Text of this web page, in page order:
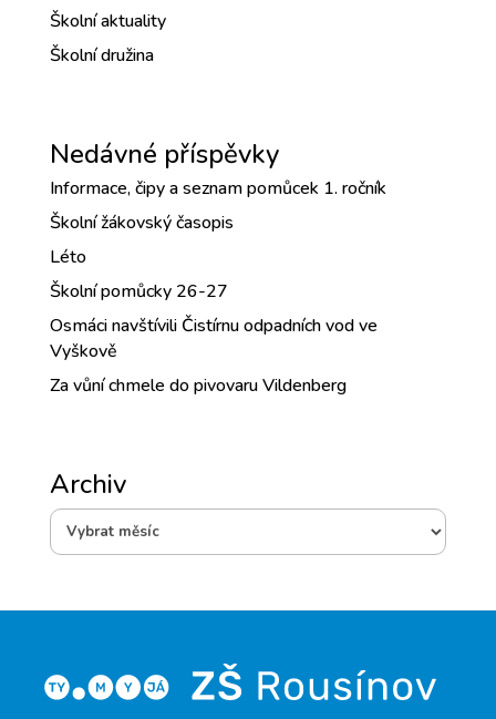
Školní aktuality
Školní družina
Nedávné příspěvky
Informace, čipy a seznam pomůcek 1. ročník
Školní žákovský časopis
Léto
Školní pomůcky 26-27
Osmáci navštívili Čistírnu odpadních vod ve
Vyškově
Za vůní chmele do pivovaru Vildenberg
ArchivArchiv